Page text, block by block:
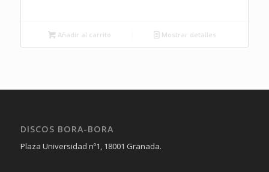
Añadir al carrito Mostrar detalles
DISCOS BORA-BORA
Plaza Universidad nº1, 18001 Granada.